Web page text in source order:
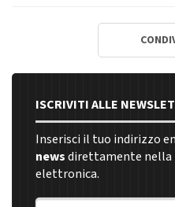
ISCRIVITI ALLE
Inserisci il tuo indirizzo
newsdirettamente nella
elettronica.